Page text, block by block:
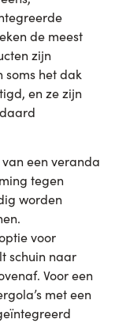
de meest
zijn
soms het dak
en ze zijn
een veranda
tegen
worden
voor
schuin naar
Voor een
met een